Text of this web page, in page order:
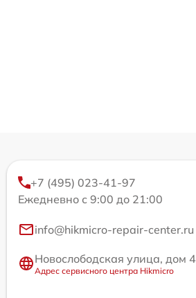
+7 (495) 023-41-97
Ежедневно с 9:00 до 21:00
info@hikmicro-repair-center.ru
Новослободская улица, дом 4
Адрес сервисного центра Hikmicro